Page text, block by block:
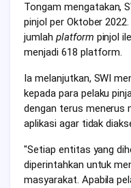
Tongam mengatakan,
pinjol per Oktober
jumlah platform pinjol
menjadi 618 platform.
Ia melanjutkan, SWI
kepada para pelaku
dengan terus menerus
aplikasi agar tidak
"Setiap entitas yang
diperintahkan untuk
masyarakat. Apabila